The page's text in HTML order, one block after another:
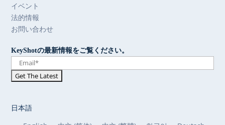
イベント
法的情報
お問い合わせ
KeyShotの最新情報をご覧ください。
日本語